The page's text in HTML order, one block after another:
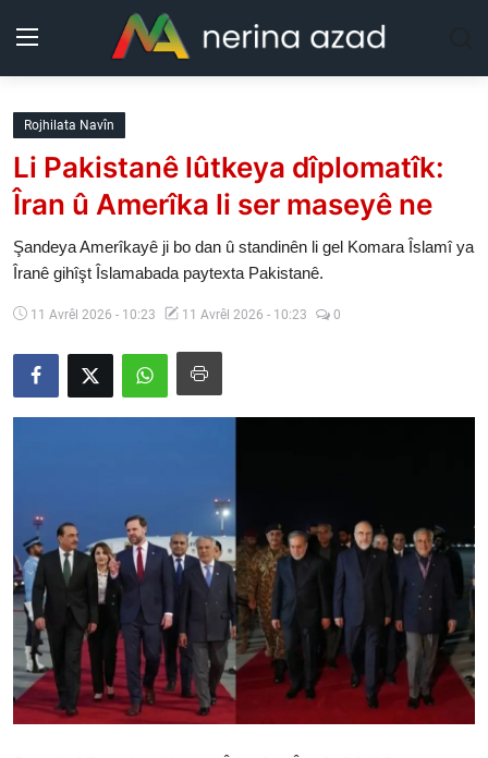
Kurdistan
Herêm
Rojev
Nerin
Nivîskar
Arşiv
Têkilî
Türkçe Kurdi
Rojhilata Navîn
Li Pakistanê lûtkeya dîplomatîk:
Îran û Amerîka li ser maseyê ne
Şandeya Amerîkayê ji bo dan û standinên li gel Komara Îslamî ya
Îranê gihîşt Îslamabada paytexta Pakistanê.
11 Avrêl 2026 - 10:23 11 Avrêl 2026 - 10:23 0